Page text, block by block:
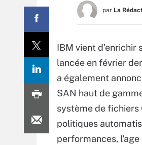
par La
IBM vient d'enrichir
lancée en février
a également
SAN haut de
système de fichiers
politiques
performances, l'age